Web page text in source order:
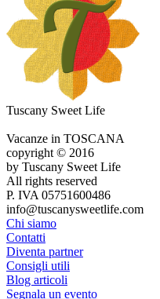
Tuscany Sweet Life
Vacanze in TOSCANA
copyright © 2016
by Tuscany Sweet Life
All rights reserved
P. IVA 05751600486
info@tuscanysweetlife.com
Chi siamo
Contatti
Diventa partner
Consigli utili
Blog articoli
Segnala un evento